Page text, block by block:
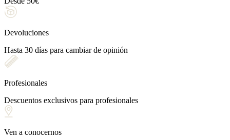
Devoluciones
Hasta 30 días para cambiar de opinión
Profesionales
Descuentos exclusivos para profesionales
Ven a conocernos